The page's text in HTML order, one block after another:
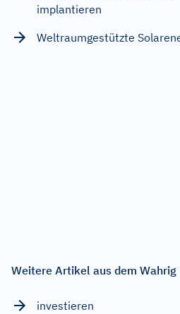
implantieren
Weltraumgestützte
Weitere Artikel aus dem
investieren